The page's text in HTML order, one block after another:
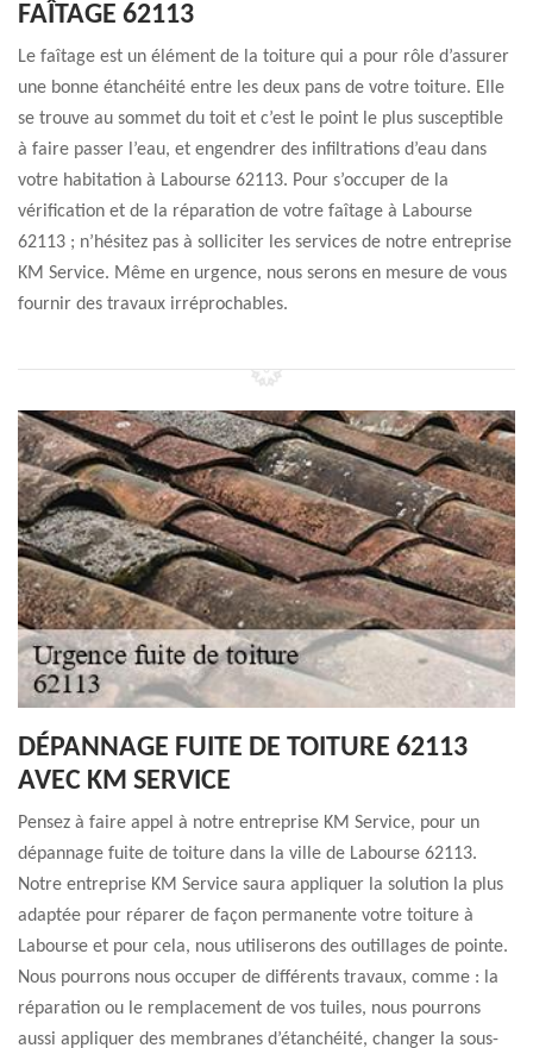
FAÎTAGE 62113
Le faîtage est un élément de la toiture qui a pour rôle d’assurer
une bonne étanchéité entre les deux pans de votre toiture. Elle
se trouve au sommet du toit et c’est le point le plus susceptible
à faire passer l’eau, et engendrer des infiltrations d’eau dans
votre habitation à Labourse 62113. Pour s’occuper de la
vérification et de la réparation de votre faîtage à Labourse
62113 ; n’hésitez pas à solliciter les services de notre entreprise
KM Service. Même en urgence, nous serons en mesure de vous
fournir des travaux irréprochables.
DÉPANNAGE FUITE DE TOITURE 62113
AVEC KM SERVICE
Pensez à faire appel à notre entreprise KM Service, pour un
dépannage fuite de toiture dans la ville de Labourse 62113.
Notre entreprise KM Service saura appliquer la solution la plus
adaptée pour réparer de façon permanente votre toiture à
Labourse et pour cela, nous utiliserons des outillages de pointe.
Nous pourrons nous occuper de différents travaux, comme : la
réparation ou le remplacement de vos tuiles, nous pourrons
aussi appliquer des membranes d’étanchéité, changer la sous-